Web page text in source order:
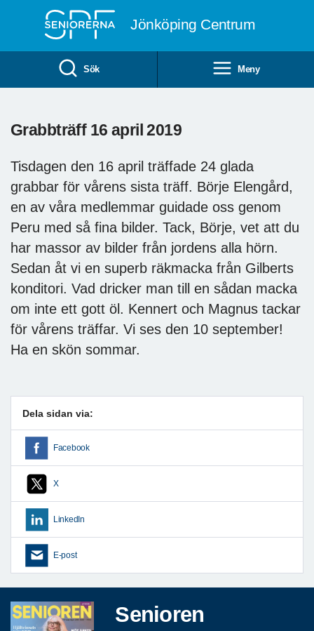
Jönköping Centrum
Sök Meny
Grabbträff 16 april 2019
Tisdagen den 16 april träffade 24 glada
grabbar för vårens sista träff. Börje Elengård,
en av våra medlemmar guidade oss genom
Peru med så fina bilder. Tack, Börje, vet att du
har massor av bilder från jordens alla hörn.
Sedan åt vi en superb räkmacka från Gilberts
konditori. Vad dricker man till en sådan macka
om inte ett gott öl. Kennert och Magnus tackar
för vårens träffar. Vi ses den 10 september!
Ha en skön sommar.
Dela sidan via:
Facebook
X
LinkedIn
E-post
Senioren